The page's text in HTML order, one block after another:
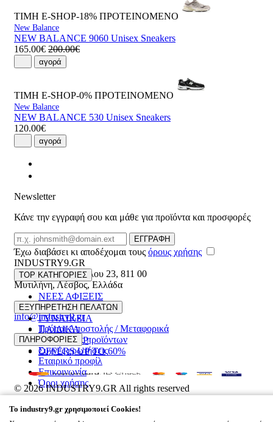
ΤΙΜΗ E-SHOP-18% ΠΡΟΤΕΙΝΟΜΕΝΟ
New Balance
NEW BALANCE 9060 Unisex Sneakers
165.00€ 200.00€
αγορά
ΤΙΜΗ E-SHOP-0% ΠΡΟΤΕΙΝΟΜΕΝΟ
New Balance
NEW BALANCE 530 Unisex Sneakers
120.00€
αγορά
Newsletter
Κάνε την εγγραφή σου και μάθε για προϊόντα και προσφορές
Email
ΕΓΓΡΑΦΗ
Έχω διαβάσει κι αποδέχομαι τους όρους χρήσης
INDUSTRY9.GR
Ελευθέριου Βενιζέλου 23, 811 00
Μυτιλήνη,Λέσβος,Ελλάδα
22510 55629
info@industry9.gr
TOP ΚΑΤΗΓΟΡΙΕΣ
ΝΕΕΣ ΑΦΙΞΕΙΣ
ΑΝΔΡΙΚΑ
ΓΥΝΑΙΚΕΙΑ
ΠΑΙΔΙΚΑ
ΑΞΕΣΟΥΑΡ
OFFERS UP TO 60%
ΕΞΥΠΗΡΕΤΗΣΗ ΠΕΛΑΤΩΝ
Τρόποι Αποστολής / Μεταφορικά
Επιστροφές προϊόντων
Συχνές ερωτήσεις
ΠΛΗΡΟΦΟΡΙΕΣ
Εταιρικό προφίλ
Επικοινωνία
Όροι χρήσης
© 2026INDUSTRY9.GR All rights reserved
× Το Καλάθι Σου
To industry9.gr χρησιμοποιεί Cookies!